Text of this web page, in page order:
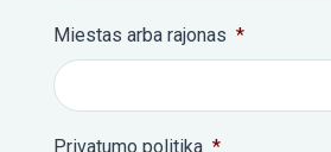
Miestas arba rajonas *
Privatumo politika *